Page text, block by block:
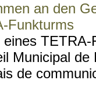
an den
Funkturms
Municipal
de